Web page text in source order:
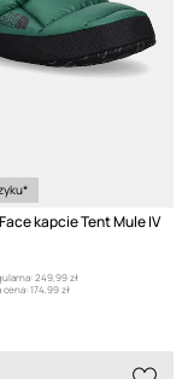
kapcie Tent Mule IV
249,99 zł
cena:174,99 zł